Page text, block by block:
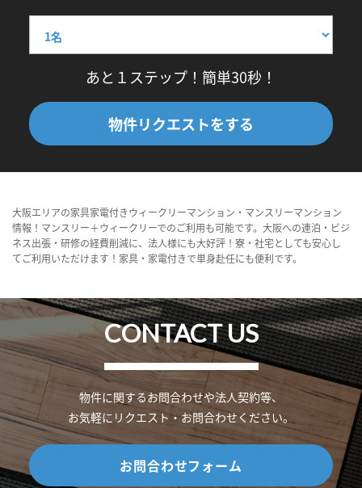
あと１ステップ！簡単30秒！
物件リクエストをする
大阪エリアの家具家電付きウィークリーマンション・マンスリーマンション
情報！マンスリー＋ウィークリーでのご利用も可能です。大阪への連泊・ビジ
ネス出張・研修の経費削減に、法人様にも大好評！寮・社宅としても安心し
てご利用いただけます！家具・家電付きで単身赴任にも便利です。
CONTACT US
物件に関するお問合わせや法人契約等、
お気軽にリクエスト・お問合わせください。
お問合わせフォーム